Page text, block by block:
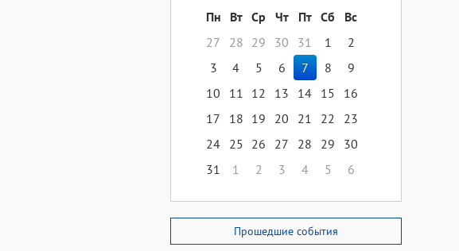
Пн
Вт Ср Чт Пт Сб
Вс
27
28 29 30 31 1
2
3
4 5 6 7 8
9
10
11 12 13 14 15
16
17
18 19 20 21 22
23
24 25 26 27 28 29
30
31
1 2 3 4 5 6
Прошедшие события